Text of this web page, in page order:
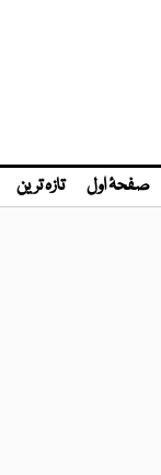
صفحۂ اول تازہ ترین